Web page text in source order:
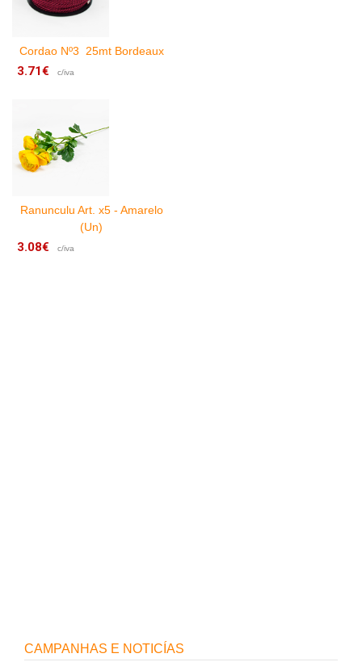
Cordao Nº3 25mt Bordeaux
3.71€ c/iva
Ranunculu Art. x5 - Amarelo
(Un)
3.08€ c/iva
CAMPANHAS E NOTICÍAS